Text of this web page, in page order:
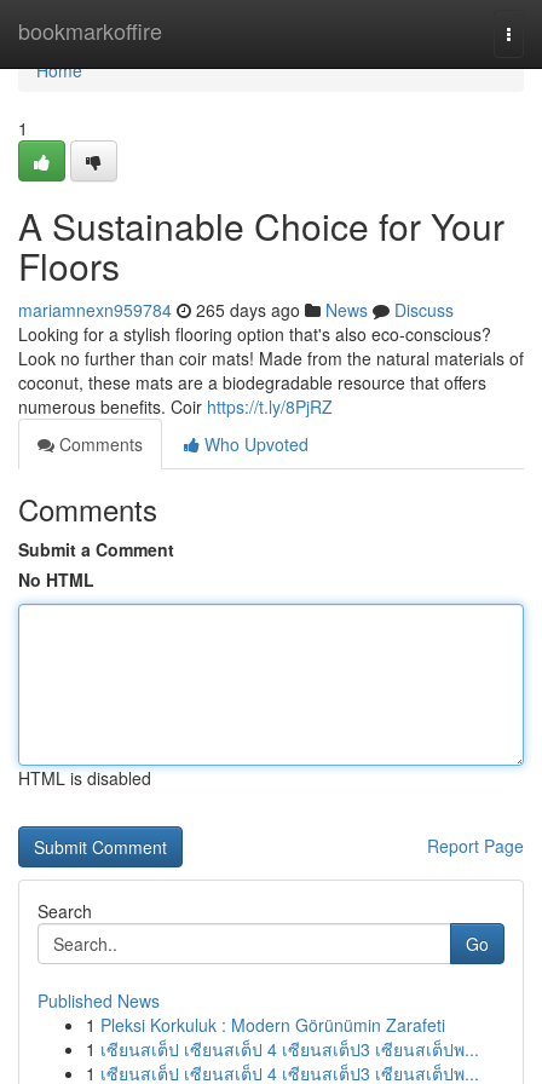
bookmarkoffire
Home
Home
1
A Sustainable Choice for Your
Floors
mariamnexn959784 265 days ago News
Discuss
Looking for a stylish flooring option that's also eco-conscious?
Look no further than coir mats! Made from the natural materials of
coconut, these mats are a biodegradable resource that offers
numerous benefits. Coir https://t.ly/8PjRZ
Comments
Who Upvoted
Comments
Submit a Comment
No HTML
HTML is disabled
Report Page
Search
Go
Published News
1 Pleksi Korkuluk : Modern Görünümin Zarafeti
1 เซียนสเต็ป เซียนสเต็ป 4 เซียนสเต็ป3 เซียนสเต็ปพ...
1 เซียนสเต็ป เซียนสเต็ป 4 เซียนสเต็ป3 เซียนสเต็ปพ...